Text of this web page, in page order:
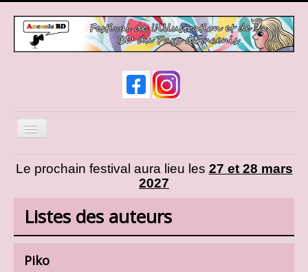
Basculer
Expos et animations
Liste des auteurs
Liste des exposants
Le prochain festival aura lieu les 27 et 28 mars
2027
Listes des auteurs
Piko